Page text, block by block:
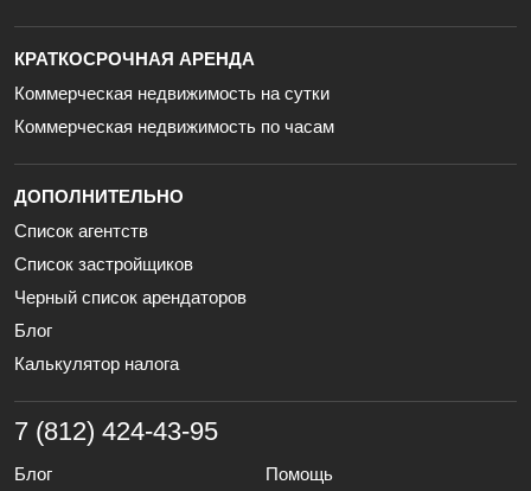
КРАТКОСРОЧНАЯ АРЕНДА
Коммерческая недвижимость на сутки
Коммерческая недвижимость по часам
ДОПОЛНИТЕЛЬНО
Список агентств
Список застройщиков
Черный список арендаторов
Блог
Калькулятор налога
7 (812) 424-43-95
Блог
Помощь